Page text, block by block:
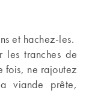
et hachez-les.
les tranches de
fois, ne rajoutez
viande prête,